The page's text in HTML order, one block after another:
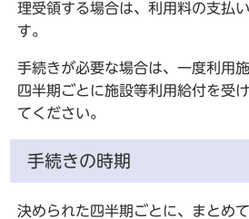
理受領する場合は、利用料の支払
す。
手続きが必要な場合は、一度利用
四半期ごとに施設等利用給付を受
てください。
手続きの時期
決められた四半期ごとに、まとめ